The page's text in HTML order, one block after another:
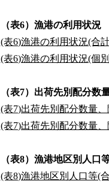
（表6）漁港の利用状況
(表6)漁港の利用状況(合
(表6)漁港の利用状況(個
（表7）出荷先別配分数
(表7)出荷先別配分数量
(表7)出荷先別配分数量
（表8）漁港地区別人口
(表8)漁港地区別人口等(